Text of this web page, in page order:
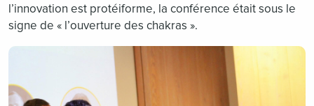
l’innovation est protéiforme, la conférence était sous le
signe de « l’ouverture des chakras ».